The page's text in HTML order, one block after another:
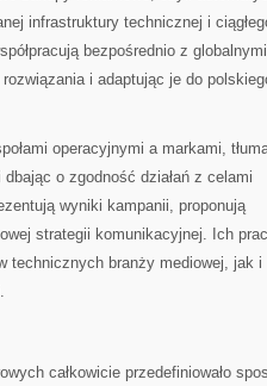
infrastruktury technicznej i
bezpośrednio z globalnymi
i adaptując je do
operacyjnymi a markami,
o zgodność działań z celami
wyniki kampanii, proponują
strategii komunikacyjnej. Ich
technicznych branży mediowej, jak i
całkowicie przedefiniowało